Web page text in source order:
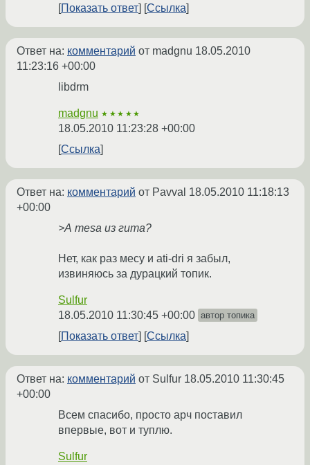
Показать ответ
Ссылка
Ответ на: комментарий от madgnu 18.05.2010
11:23:16 +00:00
libdrm
madgnu ★★★★★
18.05.2010 11:23:28 +00:00
Ссылка
Ответ на: комментарий от Pavval 18.05.2010 11:18:13
+00:00
>А mesa из гита?
Нет, как раз месу и ati-dri я забыл,
извиняюсь за дурацкий топик.
Sulfur
18.05.2010 11:30:45 +00:00 автор топика
Показать ответ Ссылка
Ответ на: комментарий от Sulfur 18.05.2010 11:30:45
+00:00
Всем спасибо, просто арч поставил
впервые, вот и туплю.
Sulfur